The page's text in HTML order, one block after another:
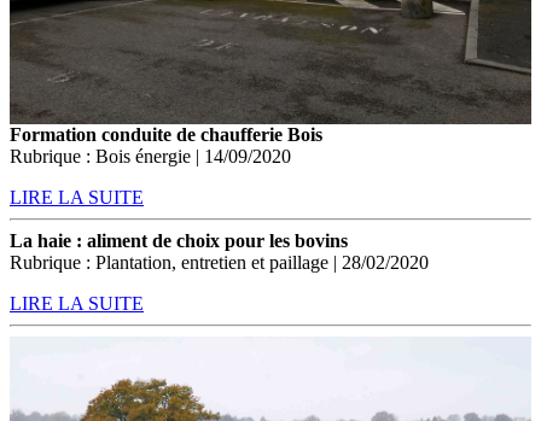
Formation conduite de chaufferie Bois
Rubrique : Bois énergie | 14/09/2020
LIRE LA SUITE
La haie : aliment de choix pour les bovins
Rubrique : Plantation, entretien et paillage | 28/02/2020
LIRE LA SUITE